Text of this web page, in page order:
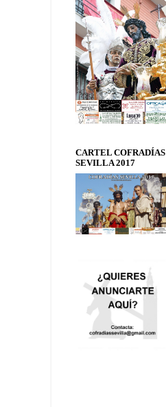
CARTEL COFRADÍAS
SEVILLA 2017